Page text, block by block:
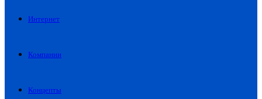
Интернет
Компании
Концепты